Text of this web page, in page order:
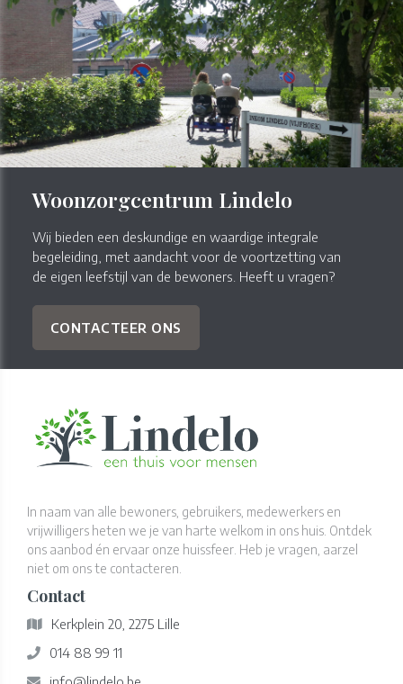
Woonzorgcentrum Lindelo
Wij bieden een deskundige en waardige integrale
begeleiding, met aandacht voor de voortzetting van
de eigen leefstijl van de bewoners. Heeft u vragen?
CONTACTEER ONS
In naam van alle bewoners, gebruikers, medewerkers en
vrijwilligers heten we je van harte welkom in ons huis. Ontdek
ons aanbod én ervaar onze huissfeer. Heb je vragen, aarzel
niet om ons te contacteren.
Contact
Kerkplein 20, 2275 Lille
014 88 99 11